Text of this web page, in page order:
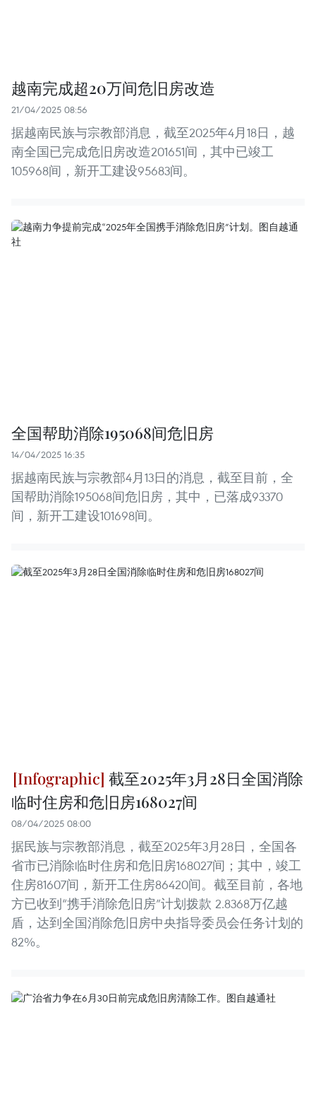
越南完成超20万间危旧房改造
21/04/2025 08:56
据越南民族与宗教部消息，截至2025年4月18日，越
南全国已完成危旧房改造201651间，其中已竣工
105968间，新开工建设95683间。
全国帮助消除195068间危旧房
14/04/2025 16:35
据越南民族与宗教部4月13日的消息，截至目前，全
国帮助消除195068间危旧房，其中，已落成93370
间，新开工建设101698间。
截至2025年3月28日全国消除
临时住房和危旧房168027间
08/04/2025 08:00
据民族与宗教部消息，截至2025年3月28日，全国各
省市已消除临时住房和危旧房168027间；其中，竣工
住房81607间，新开工住房86420间。截至目前，各地
方已收到“携手消除危旧房”计划拨款 2.8368万亿越
盾，达到全国消除危旧房中央指导委员会任务计划的
82%。